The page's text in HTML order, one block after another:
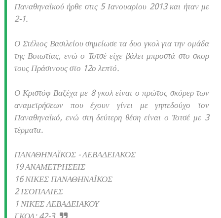
Παναθηναϊκού ήρθε στις 5 Ιανουαρίου 2013 και ήταν με
2-1.
Ο Στέλιος Βασιλείου σημείωσε τα δυο γκολ για την ομάδα
της Βοιωτίας, ενώ ο Τοτσέ είχε βάλει μπροστά στο σκορ
τους Πράσινους στο 12ο λεπτό.
Ο Κριστόφ Βαζέχα με 8 γκολ είναι ο πρώτος σκόρερ των
αναμετρήσεων που έχουν γίνει με γηπεδούχο τον
Παναθηναϊκό, ενώ στη δεύτερη θέση είναι ο Τοτσέ με 3
τέρματα.
ΠΑΝΑΘΗΝΑΪΚΟΣ - ΛΕΒΑΔΕΙΑΚΟΣ
19 ΑΝΑΜΕΤΡΗΣΕΙΣ
16 ΝΙΚΕΣ ΠΑΝΑΘΗΝΑΪΚΟΣ
2 ΙΣΟΠΑΛΙΕΣ
1 ΝΙΚΕΣ ΛΕΒΑΔΕΙΑΚΟΥ